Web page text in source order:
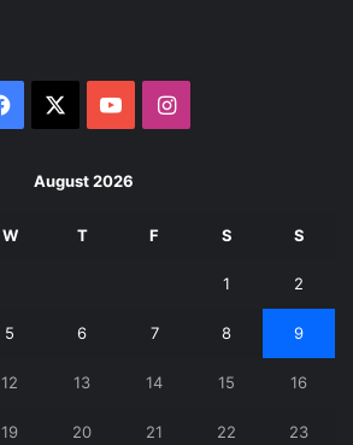
Facebook YouTubeInstagram
August 2026
W T F S S
1 2
5 6 7 8 9
12 13 14 15 16
19 20 21 22 23